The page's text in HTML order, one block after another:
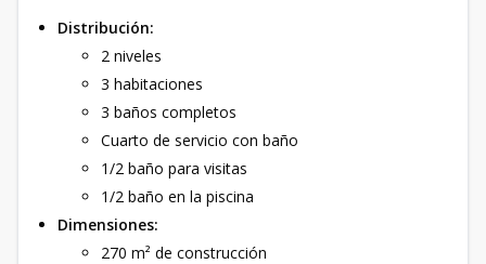
Distribución:
2 niveles ​
3 habitaciones ​
3 baños completos ​
Cuarto de servicio con baño ​
1/2 baño para visitas ​
1/2 baño en la piscina ​
Dimensiones:
270 m² de construcción ​